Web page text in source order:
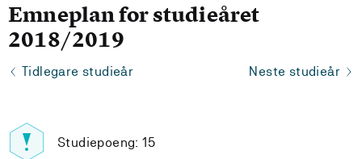
Emneplan for studieåret
2018/2019
Tidlegare studieår Neste studieår
Studiepoeng: 15